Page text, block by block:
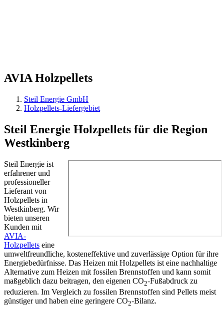
AVIA Holzpellets
Steil Energie GmbH
Holzpellets-Liefergebiet
Steil Energie Holzpellets für die Region
Westkinberg
Steil Energie ist
erfahrener und
professioneller
Lieferant von
Holzpellets in
Westkinberg. Wir
bieten unseren
Kunden mit
AVIA-
Holzpellets eine
umweltfreundliche, kosteneffektive und zuverlässige Option für ihre
Energiebedürfnisse. Das Heizen mit Holzpellets ist eine nachhaltige
Alternative zum Heizen mit fossilen Brennstoffen und kann somit
maßgeblich dazu beitragen, den eigenen CO2-Fußabdruck zu
reduzieren. Im Vergleich zu fossilen Brennstoffen sind Pellets meist
günstiger und haben eine geringere CO2-Bilanz.